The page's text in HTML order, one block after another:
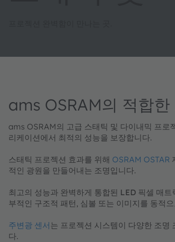
ams OSRAM의 적합
ams OSRAM의 고급 스태틱 및 다이내믹 프로
리케이션에서 최적의 성능을 보장합니다.
스태틱 프로젝션 효과를 위해 OSRAM OSTAR
적인 광원을 만들어내는 조명입니다.
최고의 성능과 완벽하게 통합된 LED 픽셀 매트
부적인 구조적 패턴, 심볼 또는 이미지를 동적
주변광 센서는 프로젝션 시스템이 다양한 조명
다.